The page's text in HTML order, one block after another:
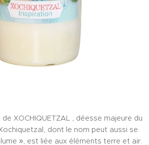
XOCHIQUETZAL , déesse majeure du
dont le nom peut aussi se
», est liée aux éléments terre et air.